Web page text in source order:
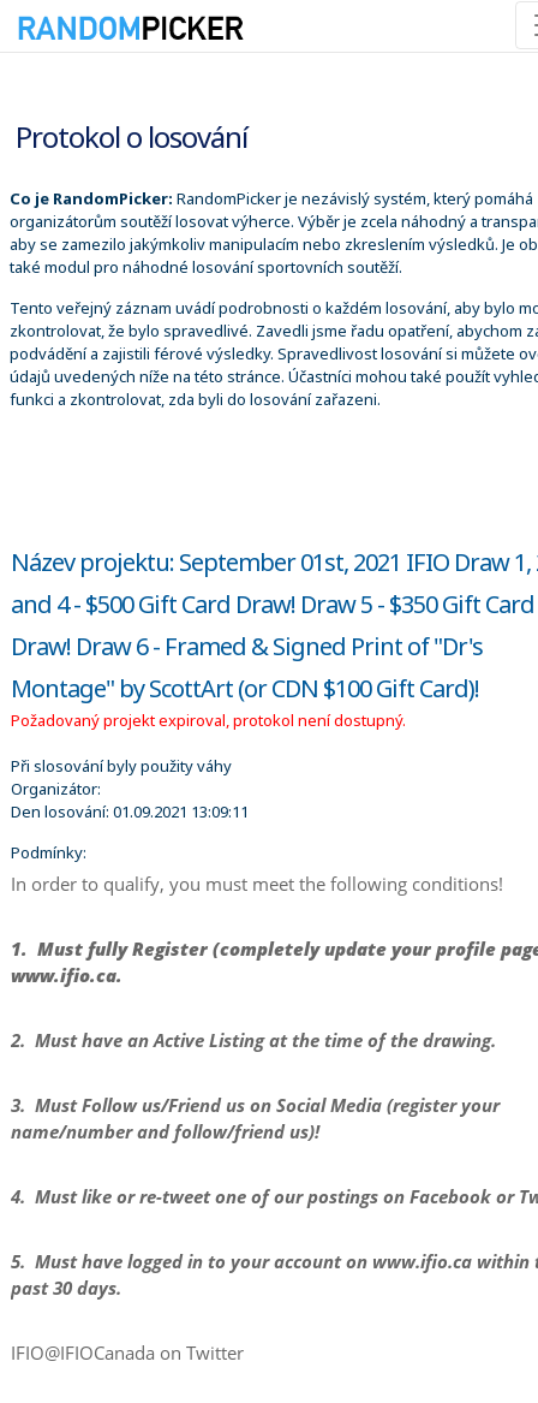
Protokol o losování
Co je RandomPicker: RandomPicker je nezávislý systém, který pomáhá
organizátorům soutěží losovat výherce. Výběr je zcela náhodný a
aby se zamezilo jakýmkoliv manipulacím nebo zkreslením výsledků. Je
také modul pro náhodné losování sportovních soutěží.
Tento veřejný záznam uvádí podrobnosti o každém losování, aby bylo
zkontrolovat, že bylo spravedlivé. Zavedli jsme řadu opatření, abychom
podvádění a zajistili férové výsledky. Spravedlivost losování si můžete
údajů uvedených níže na této stránce. Účastníci mohou také použít
funkci a zkontrolovat, zda byli do losování zařazeni.
Název projektu: September 01st, 2021 IFIO Draw 1,
and 4 - $500 Gift Card Draw! Draw 5 - $350 Gift Card
Draw! Draw 6 - Framed & Signed Print of "Dr's
Montage" by ScottArt (or CDN $100 Gift Card)!
Požadovaný projekt expiroval, protokol není dostupný.
Při slosování byly použity váhy
Organizátor:
Den losování: 01.09.2021 13:09:11
Podmínky:
In order to qualify, you must meet the following conditions!
1. Must fully Register (completely update your profile
www.ifio.ca.
2. Must have an Active Listing at the time of the drawing.
3. Must Follow us/Friend us on Social Media (register your
name/number and follow/friend us)!
4. Must like or re-tweet one of our postings on Facebook or
5. Must have logged in to your account on www.ifio.ca within
past 30 days.
IFIO@IFIOCanada on Twitter